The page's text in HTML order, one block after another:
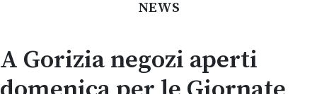
NEWS
A Gorizia negozi aperti